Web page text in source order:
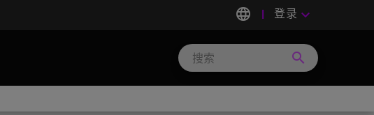
language 登录 keyboard_arrow_down
search